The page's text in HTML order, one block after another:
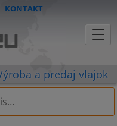
KONTAKT